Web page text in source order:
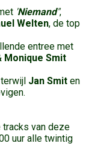
Niemand",
Welten, de top
entree met
Monique Smit
Jan Smit en
van deze
uur alle twintig